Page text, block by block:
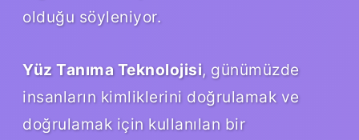
olduğu söyleniyor.
Yüz Tanıma Teknolojisi, günümüzde
insanların kimliklerini doğrulamak ve
doğrulamak için kullanılan bir